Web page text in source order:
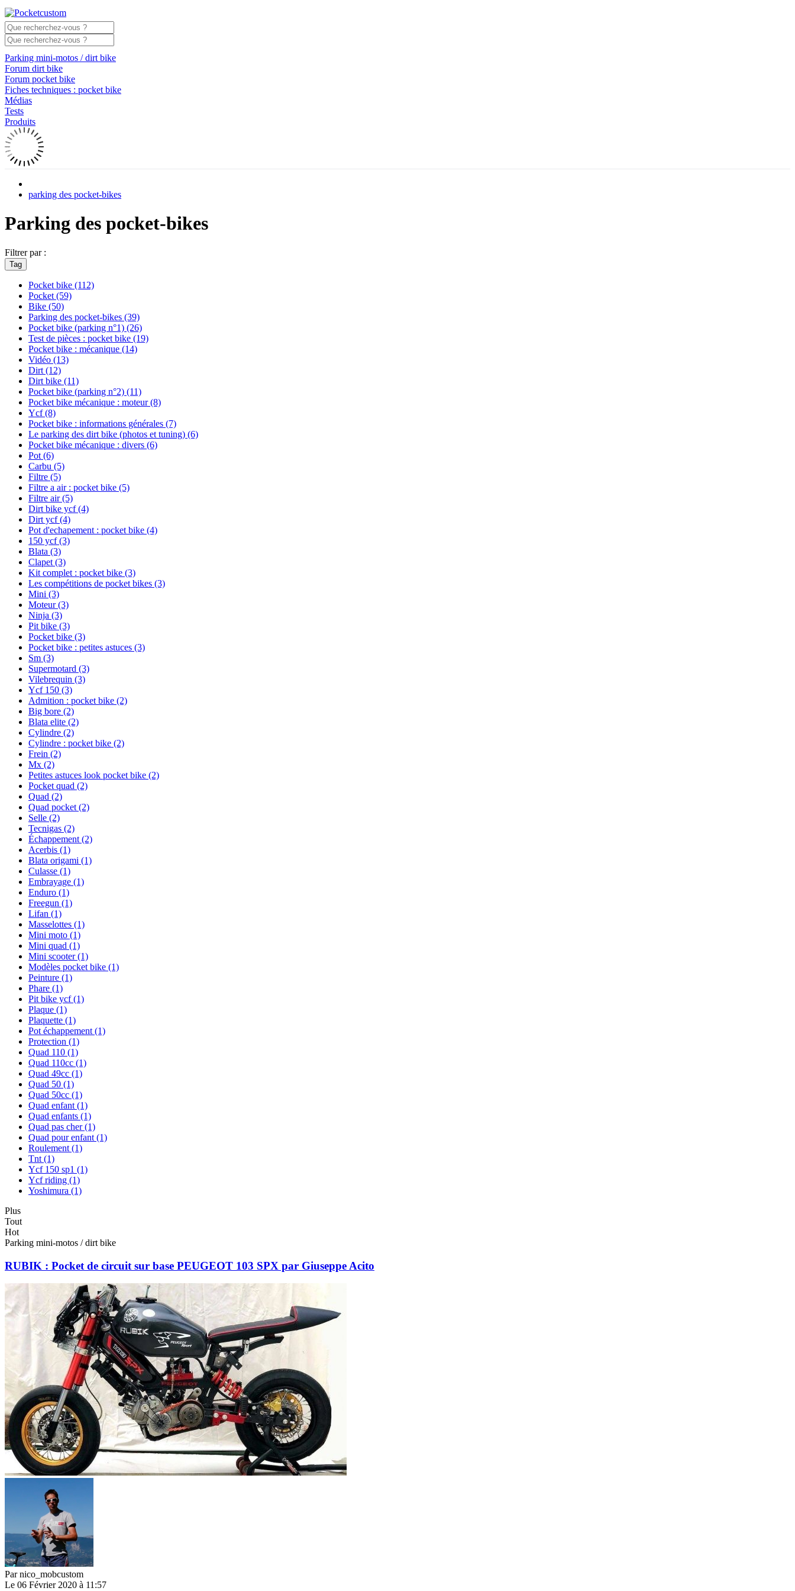
Parking mini-motos / dirt bike
Forum dirt bike
Forum pocket bike
Fiches techniques : pocket bike
Médias
Tests
Produits
parking des pocket-bikes
Parking des pocket-bikes
Filtrer par :
Tag
Pocket bike (112)
Pocket (59)
Bike (50)
Parking des pocket-bikes (39)
Pocket bike (parking n°1) (26)
Test de pièces : pocket bike (19)
Pocket bike : mécanique (14)
Vidéo (13)
Dirt (12)
Dirt bike (11)
Pocket bike (parking n°2) (11)
Pocket bike mécanique : moteur(8)
Ycf(8)
Pocket bike : informations générales (7)
Le parking des dirt bike (photos et tuning) (6)
Pocket bike mécanique : divers (6)
Pot (6)
Carbu (5)
Filtre (5)
Filtre a air : pocket bike (5)
Filtre air(5)
Dirt bike ycf(4)
Dirt ycf(4)
Pot d'echapement : pocket bike (4)
150 ycf(3)
Blata (3)
Clapet (3)
Kit complet : pocket bike (3)
Les compétitions de pocket bikes (3)
Mini (3)
Moteur(3)
Ninja (3)
Pit bike (3)
Pocket bike (3)
Pocket bike : petites astuces (3)
Sm (3)
Supermotard (3)
Vilebrequin (3)
Ycf 150 (3)
Admition : pocket bike (2)
Big bore (2)
Blata elite (2)
Cylindre (2)
Cylindre : pocket bike (2)
Frein (2)
Mx (2)
Petites astuces look pocket bike (2)
Pocket quad (2)
Quad (2)
Quad pocket (2)
Selle (2)
Tecnigas (2)
Échappement (2)
Acerbis (1)
Blata origami (1)
Culasse (1)
Embrayage (1)
Enduro (1)
Freegun (1)
Lifan (1)
Masselottes (1)
Mini moto (1)
Mini quad (1)
Mini scooter(1)
Modèles pocket bike (1)
Peinture (1)
Phare (1)
Pit bike ycf(1)
Plaque (1)
Plaquette (1)
Pot échappement (1)
Protection (1)
Quad 110 (1)
Quad 110cc (1)
Quad 49cc (1)
Quad 50 (1)
Quad 50cc (1)
Quad enfant (1)
Quad enfants (1)
Quad pas cher(1)
Quad pour enfant (1)
Roulement (1)
Tnt (1)
Ycf 150 sp1 (1)
Ycf riding (1)
Yoshimura (1)
Plus
Tout
Hot
Parking mini-motos / dirt bike
RUBIK : Pocket de circuit sur base PEUGEOT 103 SPX par Giuseppe Acito
Parnico_mobcustom
Le 06 Février 2020 à 11:57